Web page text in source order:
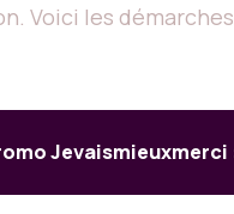
Voici les